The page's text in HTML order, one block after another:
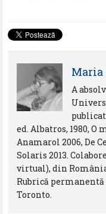
Maria
A
ed. Albatros, 1980, O
Anamarol 2006, De
Solaris 2013.
virtual), din
Rubrică
Toronto.